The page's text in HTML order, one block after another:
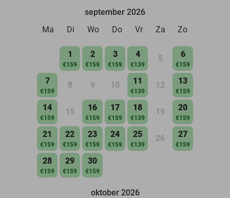
september 2026
Ma
Di Wo Do Vr Za Zo
1
€159
2
€159
3
€159
4
€139
5 6
€159
7
€159
8 9 10 11
€139
12 13
€159
14
€159
15 16
€159
17
€159
18
€139
19 20
€159
21
€159
22
€159
23
€159
24
€159
25
€139
26 27
€159
28
€159
29
€159
30
€159
oktober 2026